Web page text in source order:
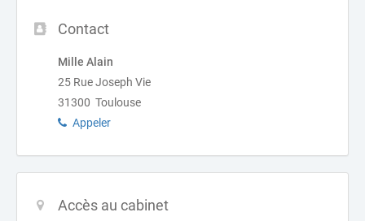
Contact
Mille Alain
25 Rue Joseph Vie
31300 Toulouse
Appeler
Accès au cabinet